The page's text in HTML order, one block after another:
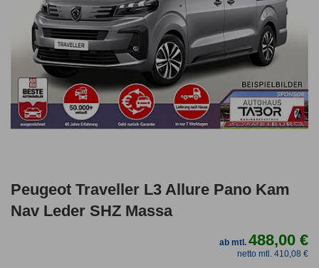
Peugeot Traveller L3 Allure Pano Kam
Nav Leder SHZ Massa
ab mtl.488,00 €
netto mtl. 410,08 €